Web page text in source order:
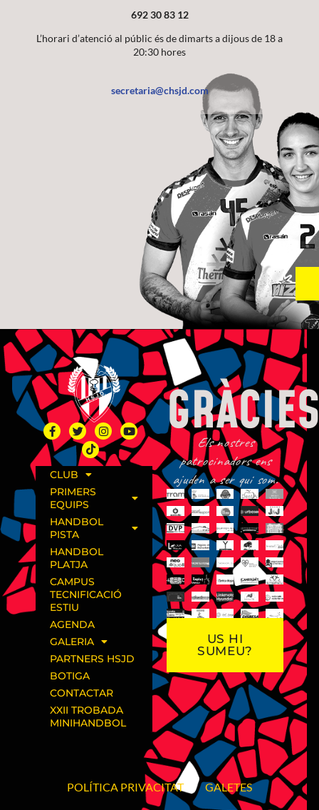
692 30 83 12
L’horari d’atenció al públic és de dimarts a dijous de 18 a
20:30 hores
secretaria@chsjd.com
CLUB
PRIMERS
EQUIPS
HANDBOL
PISTA
HANDBOL
PLATJA
CAMPUS
TECNIFICACIÓ
ESTIU
AGENDA
GALERIA
PARTNERS HSJD
BOTIGA
CONTACTAR
XXII TROBADA
MINIHANDBOL
Els nostres
patrocinadors ens
ajuden a ser qui som.
US HI
SUMEU?
POLÍTICA PRIVACITAT GALETES